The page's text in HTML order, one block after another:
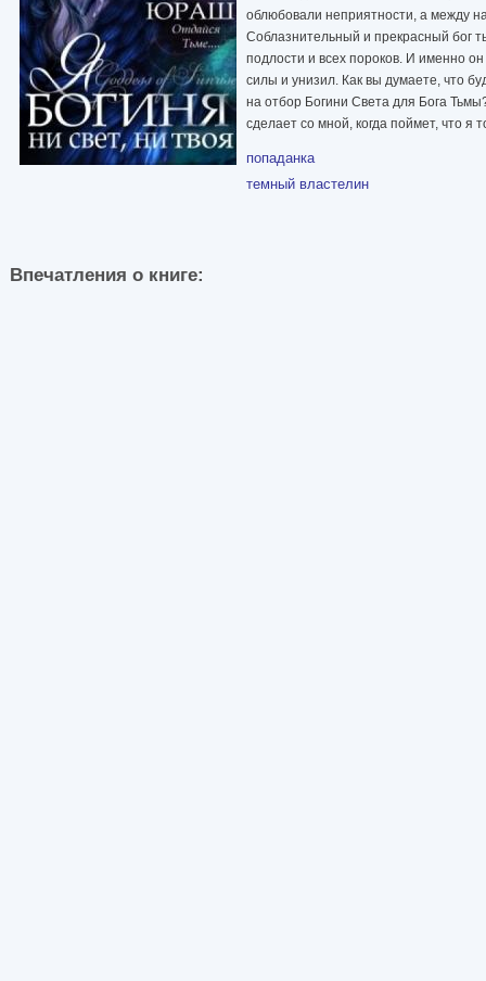
облюбовали неприятности, а между
Соблазнительный и прекрасный бог
подлости и всех пороков. И именно
силы и унизил. Как вы думаете, что
на отбор Богини Света для Бога
сделает со мной, когда поймет, что я
попаданка
темный властелин
Впечатления о книге: